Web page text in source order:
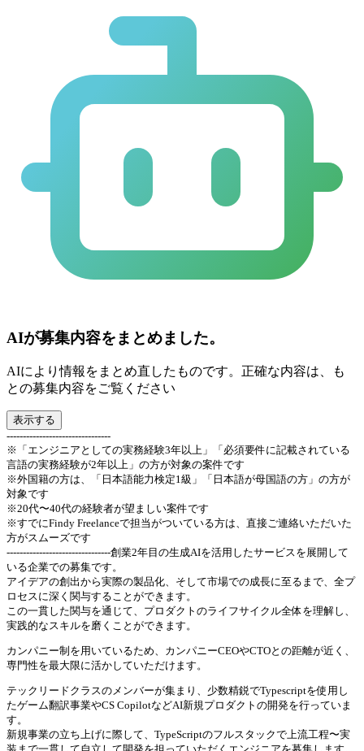
AIが募集内容をまとめました。
AIにより情報をまとめ直したものです。正確な内容は、も
との募集内容をご覧ください
表示する
--------------------------------
※「エンジニアとしての実務経験3年以上」「必須要件に記載されている
言語の実務経験が2年以上」の方が対象の案件です
※外国籍の方は、「日本語能力検定1級」「日本語が母国語の方」の方が
対象です
※20代〜40代の経験者が望ましい案件です
※すでにFindy Freelanceで担当がついている方は、直接ご連絡いただいた
方がスムーズです
--------------------------------創業2年目の生成AIを活用したサービスを展開して
いる企業での募集です。
アイデアの創出から実際の製品化、そして市場での成長に至るまで、全プ
ロセスに深く関与することができます。
この一貫した関与を通じて、プロダクトのライフサイクル全体を理解し、
実践的なスキルを磨くことができます。
カンパニー制を用いているため、カンパニーCEOやCTOとの距離が近く、
専門性を最大限に活かしていただけます。
テックリードクラスのメンバーが集まり、少数精鋭でTypescriptを使用し
たゲーム翻訳事業やCS CopilotなどAI新規プロダクトの開発を行っていま
す。
新規事業の立ち上げに際して、TypeScriptのフルスタックで上流工程〜実